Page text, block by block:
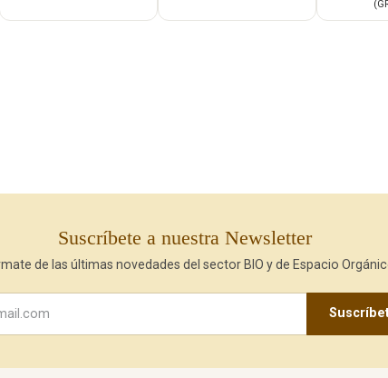
Suscríbete a nuestra Newsletter
de las últimas novedades del sector BIO y de Espacio